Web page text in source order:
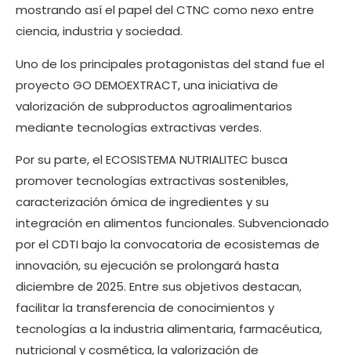
mostrando así el papel del CTNC como nexo entre
ciencia, industria y sociedad.
Uno de los principales protagonistas del stand fue el
proyecto GO DEMOEXTRACT, una iniciativa de
valorización de subproductos agroalimentarios
mediante tecnologías extractivas verdes.
Por su parte, el ECOSISTEMA NUTRIALITEC busca
promover tecnologías extractivas sostenibles,
caracterización ómica de ingredientes y su
integración en alimentos funcionales. Subvencionado
por el CDTI bajo la convocatoria de ecosistemas de
innovación, su ejecución se prolongará hasta
diciembre de 2025. Entre sus objetivos destacan,
facilitar la transferencia de conocimientos y
tecnologías a la industria alimentaria, farmacéutica,
nutricional y cosmética, la valorización de